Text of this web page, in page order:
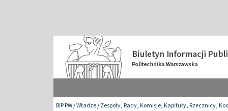
BIP PW/Władze/Zespoły, Rady, Komisje, Kapituły, Rzecznicy,